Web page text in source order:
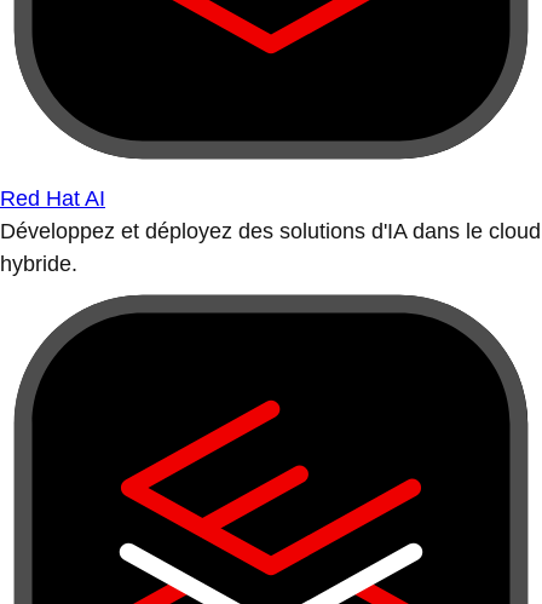
Red Hat AI
Développez et déployez des solutions d'IA dans le cloud
hybride.